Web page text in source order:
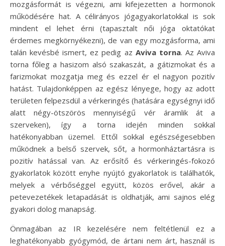
mozgásformát is végezni, ami kifejezetten a hormonok
működésére hat. A célirányos jógagyakorlatokkal is sok
mindent el lehet érni (tapasztalt női jóga oktatókat
érdemes megkörnyékezni), de van egy mozgásforma, ami
talán kevésbé ismert, ez pedig az Aviva torna. Az Aviva
torna főleg a hasizom alsó szakaszát, a gátizmokat és a
farizmokat mozgatja meg és ezzel ér el nagyon pozitív
hatást. Tulajdonképpen az egész lényege, hogy az adott
területen felpezsdül a vérkeringés (hatására egységnyi idő
alatt négy-ötszörös mennyiségű vér áramlik át a
szerveken), így a torna idején minden sokkal
hatékonyabban üzemel. Ettől sokkal egészségesebben
működnek a belső szervek, sőt, a hormonháztartásra is
pozitív hatással van. Az erősítő és vérkeringés-fokozó
gyakorlatok között enyhe nyújtó gyakorlatok is találhatók,
melyek a vérbőséggel együtt, közös erővel, akár a
petevezetékek letapadását is oldhatják, ami sajnos elég
gyakori dolog manapság.
Önmagában az IR kezelésére nem feltétlenül ez a
leghatékonyabb gyógymód, de ártani nem árt, használ is